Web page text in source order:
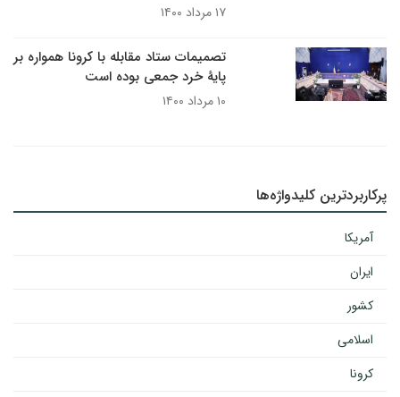
۱۷ مرداد ۱۴۰۰
تصمیمات ستاد مقابله با کرونا همواره بر
پایۀ خرد جمعی بوده است
۱۰ مرداد ۱۴۰۰
پرکاربردترین کلیدواژه‌ها
آمریکا
ایران
کشور
اسلامی
کرونا